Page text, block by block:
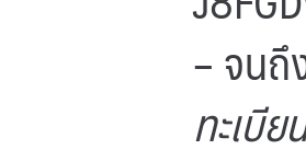
– จน
ทะเบี